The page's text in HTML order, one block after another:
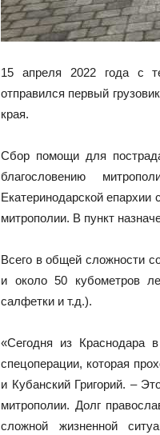
15 апреля 2022 года с
отправился первый
края.
Сбор помощи для
благословению
Екатеринодарской
митрополии. В пункт
Всего в общей сложности
и около 50 кубометров
салфетки и т.д.).
«Сегодня из Краснодара
спецоперации, которая
и Кубанский Григорий. –
митрополии. Долг
сложной жизненной